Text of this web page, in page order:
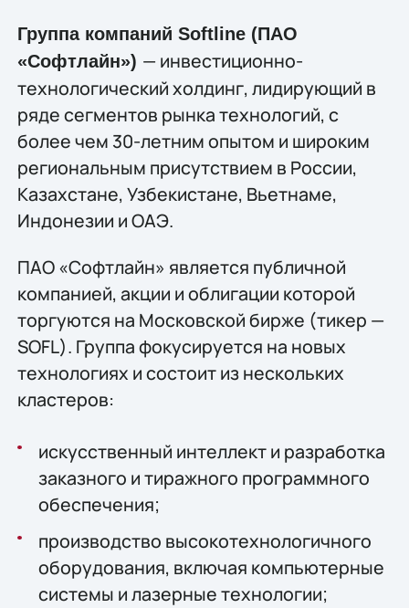
Группа компаний Softline (ПАО
«Софтлайн») — инвестиционно-
технологический холдинг, лидирующий в
ряде сегментов рынка технологий, c
более чем 30-летним опытом и широким
региональным присутствием в России,
Казахстане, Узбекистане, Вьетнаме,
Индонезии и ОАЭ.
ПАО «Софтлайн» является публичной
компанией, акции и облигации которой
торгуются на Московской бирже (тикер —
SOFL). Группа фокусируется на новых
технологиях и состоит из нескольких
кластеров:
искусственный интеллект и разработка
заказного и тиражного программного
обеспечения;
производство высокотехнологичного
оборудования, включая компьютерные
системы и лазерные технологии;